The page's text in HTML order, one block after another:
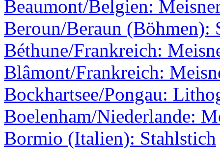
Beaumont/Belgien:
Beroun/Beraun (Böhmen):
Béthune/Frankreich:
Blâmont/Frankreich:
Bockhartsee/Pongau:
Boelenham/Niederlande:
Bormio (Italien): Stahlstich